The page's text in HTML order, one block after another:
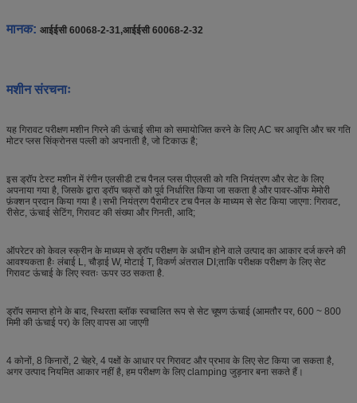
मानक: आईईसी 60068-2-31,आईईसी 60068-2-32
मशीन संरचनाः
यह गिरावट परीक्षण मशीन गिरने की ऊंचाई सीमा को समायोजित करने के लिए AC चर आवृत्ति और चर गति
मोटर प्लस सिंक्रोनस पल्ली को अपनाती है, जो टिकाऊ है;
इस ड्रॉप टेस्ट मशीन में रंगीन एलसीडी टच पैनल प्लस पीएलसी को गति नियंत्रण और सेट के लिए
अपनाया गया है, जिसके द्वारा ड्रॉप चक्रों को पूर्व निर्धारित किया जा सकता है और पावर-ऑफ मेमोरी
फ़ंक्शन प्रदान किया गया है।सभी नियंत्रण पैरामीटर टच पैनल के माध्यम से सेट किया जाएगा: गिरावट,
रीसेट, ऊंचाई सेटिंग, गिरावट की संख्या और गिनती, आदि;
ऑपरेटर को केवल स्क्रीन के माध्यम से ड्रॉप परीक्षण के अधीन होने वाले उत्पाद का आकार दर्ज करने की
आवश्यकता हैः लंबाई L, चौड़ाई W, मोटाई T, विकर्ण अंतराल DI;ताकि परीक्षक परीक्षण के लिए सेट
गिरावट ऊंचाई के लिए स्वतः ऊपर उठ सकता है.
ड्रॉप समाप्त होने के बाद, स्थिरता ब्लॉक स्वचालित रूप से सेट चूषण ऊंचाई (आमतौर पर, 600 ~ 800
मिमी की ऊंचाई पर) के लिए वापस आ जाएगी
4 कोनों, 8 किनारों, 2 चेहरे, 4 पक्षों के आधार पर गिरावट और प्रभाव के लिए सेट किया जा सकता है,
अगर उत्पाद नियमित आकार नहीं है, हम परीक्षण के लिए clamping जुड़नार बना सकते हैं।